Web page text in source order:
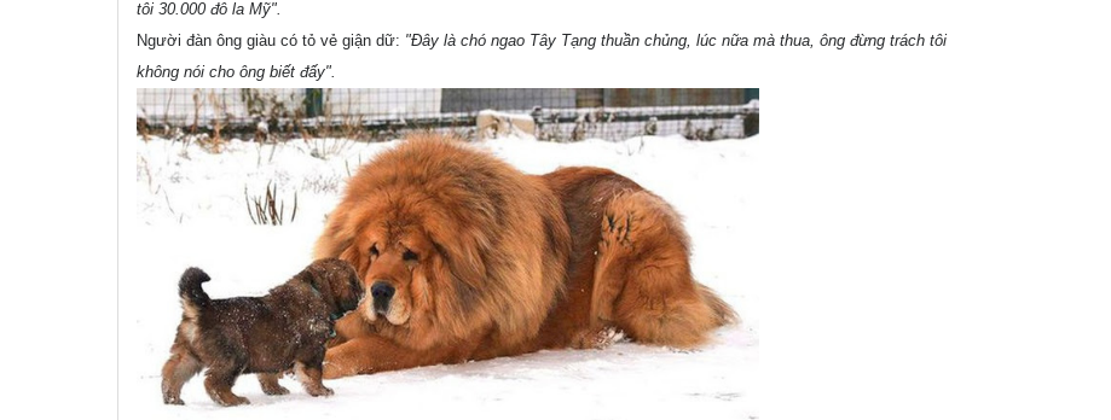
tôi 30.000 đô la Mỹ".
Người đàn ông giàu có tỏ vẻ giận dữ: "Đây là chó ngao Tây Tạng thuần chủng, lúc nữa mà thua, ông đừng trách tôi
không nói cho ông biết đấy".